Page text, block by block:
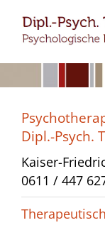
Inhalt
springen
Dipl.-Psych.
Kaiser-
0611 / 447